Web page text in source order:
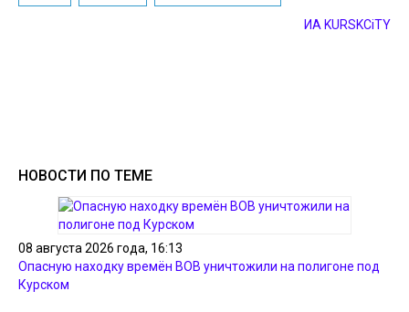
ИА KURSKCiTY
НОВОСТИ ПО ТЕМЕ
08 августа 2026 года, 16:13
Опасную находку времён ВОВ уничтожили на полигоне под
Курском